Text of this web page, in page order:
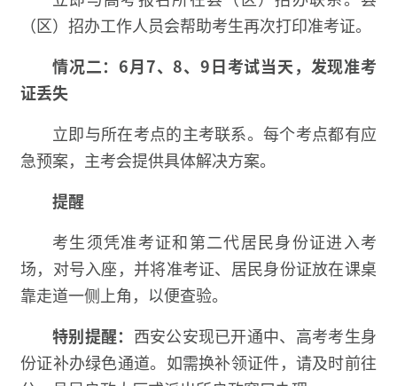
（区）招办工作人员会帮助考生再次打印准考证。
情况二：6月7、8、9日考试当天，发现准考
证丢失
立即与所在考点的主考联系。每个考点都有应
急预案，主考会提供具体解决方案。
提醒
考生须凭准考证和第二代居民身份证进入考
场，对号入座，并将准考证、居民身份证放在课桌
靠走道一侧上角，以便查验。
特别提醒： 西安公安现已开通中、高考考生身
份证补办绿色通道。如需换补领证件，请及时前往